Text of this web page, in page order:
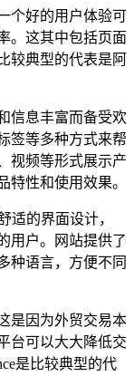
个好的用户体验可
。这其中包括页面
较典型的代表是阿
信息丰富而备受欢
签等多种方式来帮
视频等形式展示产
特性和使用效果。
适的界面设计，
用户。网站提供了
种语言，方便不同
是因为外贸交易本
台可以大大降低交
是比较典型的代